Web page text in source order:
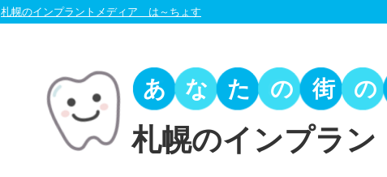
札幌のインプラントメディア は～ちょす
あなたの街
札幌のインプラ